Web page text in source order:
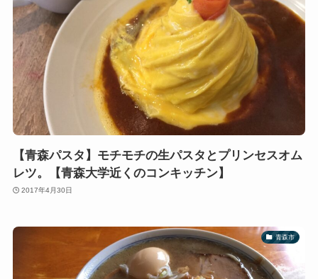
【青森パスタ】モチモチの生パスタとプリンセスオム
レツ。【青森大学近くのコンキッチン】
2017年4月30日
青森市